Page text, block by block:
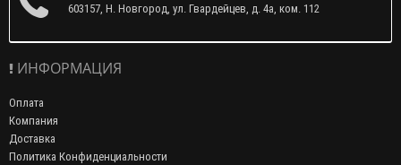
603157, Н. Новгород, ул. Гвардейцев, д. 4а, ком. 112
ИНФОРМАЦИЯ
Оплата
Компания
Доставка
Политика Конфиденциальности